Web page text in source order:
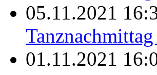
05.11.2021
01.11.2021